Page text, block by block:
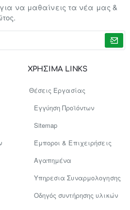
ΧΡΗΣΙΜΑ LINKS
Θέσεις Εργασίας
Εγγύηση Προϊόντων
Sitemap
Έμποροι & Επιχειρήσεις
Αγαπημένα
Υπηρεσια Συναρμολογησης
Οδηγός συντήρησης υλικών
να μαθαίνεις τα νέα μας &